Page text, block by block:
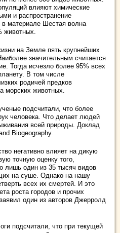
влияют химические
и распространение
материале Шестая волна
животных.
на Земле пять крупнейших
значительным считается
Тогда исчезло более 95% всех
В том числе
родичей предков
морских животных.
подсчитали, что более
человека. Что делает людей
всей природы. Доклад
Biogeography.
негативно влияет на дикую
точную оценку того,
лишь один из 35 тысяч видов
на суше. Однако на нашу
всех их смертей. И это
роста городов и прочих
один из авторов Джерролд
подсчитали, что при текущей